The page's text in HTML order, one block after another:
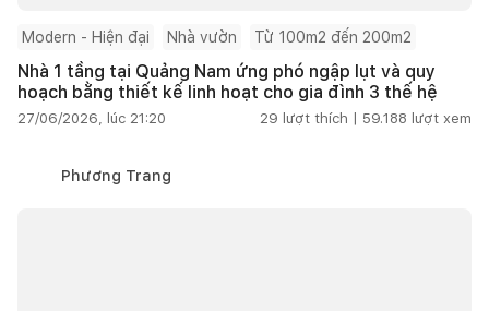
Modern - Hiện đại Nhà vườn Từ 100m2 đến 200m2
Nhà 1 tầng tại Quảng Nam ứng phó ngập lụt và quy
hoạch bằng thiết kế linh hoạt cho gia đình 3 thế hệ
27/06/2026, lúc 21:20 29 lượt thích | 59.188 lượt xem
Phương Trang